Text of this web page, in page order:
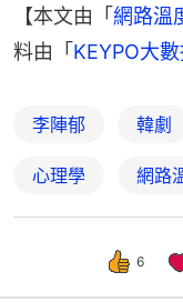
【本文由「網路溫
料由「KEYPO大
李陣郁 韓劇
心理學 網路
6